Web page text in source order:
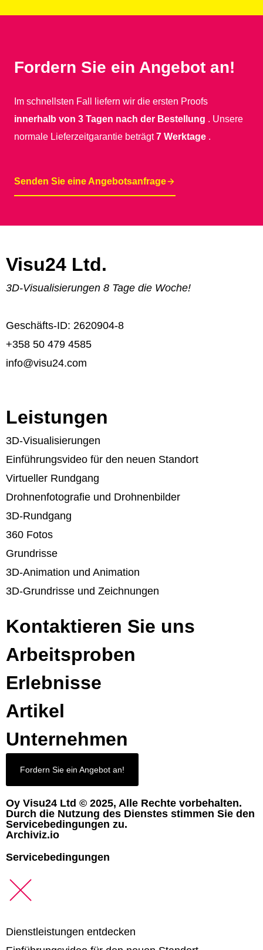
Fordern Sie ein Angebot an!
Im schnellsten Fall liefern wir die ersten Proofs
innerhalb von 3 Tagen nach der Bestellung . Unsere
normale Lieferzeitgarantie beträgt7 Werktage .
Senden Sie eine Angebotsanfrage
Visu24 Ltd.
3D-Visualisierungen 8 Tage die Woche!
Geschäfts-ID: 2620904-8
+358 50 479 4585
info@visu24.com
Leistungen
3D-Visualisierungen
Einführungsvideo für den neuen Standort
Virtueller Rundgang
Drohnenfotografie und Drohnenbilder
3D-Rundgang
360 Fotos
Grundrisse
3D-Animation und Animation
3D-Grundrisse und Zeichnungen
Kontaktieren Sie uns
Arbeitsproben
Erlebnisse
Artikel
Unternehmen
Fordern Sie ein Angebot an!
Oy Visu24 Ltd © 2025, Alle Rechte vorbehalten.
Durch die Nutzung des Dienstes stimmen Sie den
Servicebedingungen zu.
Archiviz.io
Servicebedingungen
Dienstleistungen entdecken